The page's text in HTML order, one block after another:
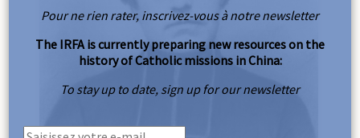
Pour ne rien rater, inscrivez-vous à notre newsletter
The IRFA is currently preparing new resources on the
history of Catholic missions in China:
To stay up to date, sign up for our newsletter